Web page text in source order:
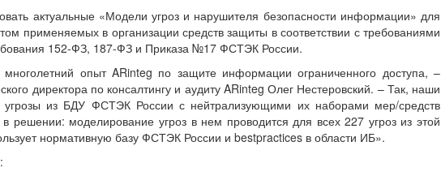
актуальные «Модели угроз и нарушителя безопасности информации» для
применяемых в организации средств защиты в соответствии с требованиями
152-ФЗ, 187-ФЗ и Приказа №17 ФСТЭК России.
опыт ARinteg по защите информации ограниченного доступа, –
директора по консалтингу и аудиту ARinteg Олег Нестеровский. – Так, наши
угрозы из БДУ ФСТЭК России с нейтрализующими их наборами мер/средств
решении: моделирование угроз в нем проводится для всех 227 угроз из этой
нормативную базу ФСТЭК России и bestpractices в области ИБ».